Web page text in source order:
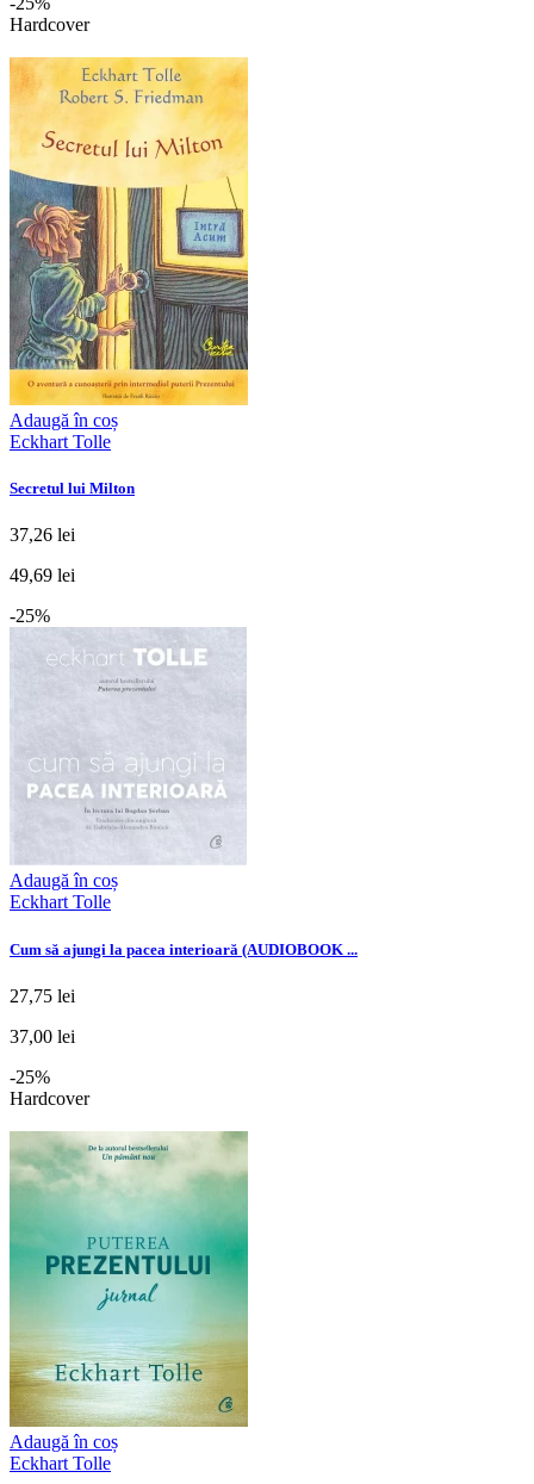
Hardcover
Adaugă în coș
Eckhart Tolle
Secretul lui Milton
37,26 lei
49,69 lei
-25%
Adaugă în coș
Eckhart Tolle
Cum să ajungi la pacea interioară (AUDIOBOOK ...
27,75 lei
37,00 lei
-25%
Hardcover
Adaugă în coș
Eckhart Tolle